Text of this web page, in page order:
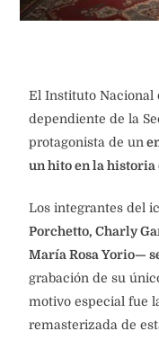
El Instituto Nacional
dependiente de la
protagonista de un
un hito en la
Los integrantes del
Porchetto, Charly
María Rosa Yorio—
grabación de su
motivo especial fue
remasterizada de